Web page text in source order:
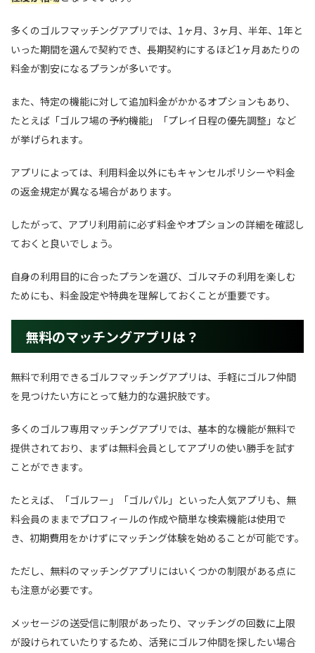
多くのゴルフマッチングアプリでは、1ヶ月、3ヶ月、半年、1年と
いった期間を選んで契約でき、長期契約にするほど1ヶ月あたりの
料金が割安になるプランが多いです。
また、特定の機能に対して追加料金がかかるオプションもあり、
たとえば「ゴルフ場の予約機能」「プレイ日程の優先調整」など
が挙げられます。
アプリによっては、利用料金以外にもキャンセルポリシーや料金
の返金規定が異なる場合があります。
したがって、アプリ利用前に必ず料金やオプションの詳細を確認し
ておくと良いでしょう。
自身の利用目的に合ったプランを選び、ゴルマチの利用を楽しむ
ためにも、料金設定や特典を理解しておくことが重要です。
無料のマッチングアプリは？
無料で利用できるゴルフマッチングアプリは、手軽にゴルフ仲間
を見つけたい方にとって魅力的な選択肢です。
多くのゴルフ専用マッチングアプリでは、基本的な機能が無料で
提供されており、まずは無料会員としてアプリの使い勝手を試す
ことができます。
たとえば、「ゴルフー」「ゴルパル」といった人気アプリも、無
料会員のままでプロフィールの作成や簡単な検索機能は使用で
き、初期費用をかけずにマッチング体験を始めることが可能です。
ただし、無料のマッチングアプリにはいくつかの制限がある点に
も注意が必要です。
メッセージの送受信に制限があったり、マッチングの回数に上限
が設けられていたりするため、活発にゴルフ仲間を探したい場合